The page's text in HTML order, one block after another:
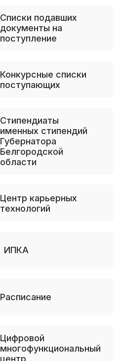
Списки подавших
документы на
поступление
Конкурсные списки
поступающих
Стипендиаты
именных стипендий
Губернатора
Белгородской
области
Центр карьерных
технологий
ИПКА
Расписание
Цифровой
многофункциональный
центр